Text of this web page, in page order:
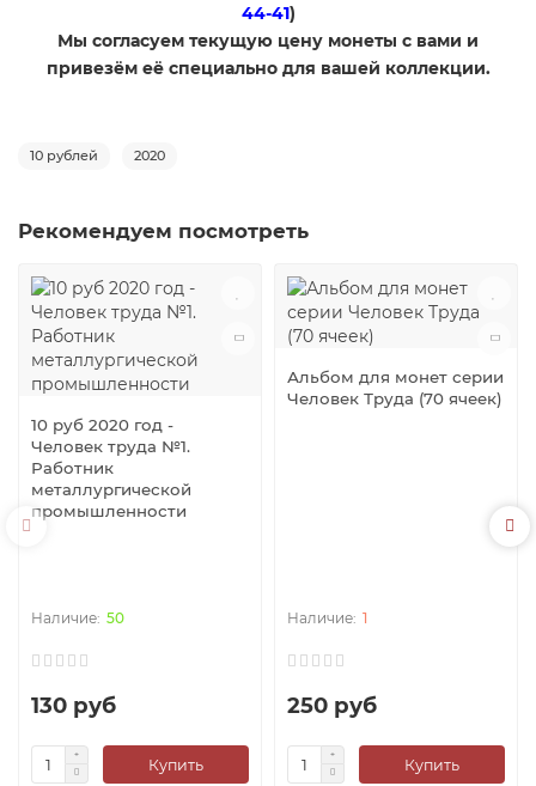
44-41)
​Мы согласуем текущую цену монеты с вами и
привезём её специально для вашей коллекции.
10 рублей 2020
Рекомендуем посмотреть
10 руб 2020 год -
Человек труда №1.
Работник
металлургической
промышленности
50
130 руб
Купить
Альбом для монет серии
Человек Труда (70 ячеек)
1
250 руб
Купить